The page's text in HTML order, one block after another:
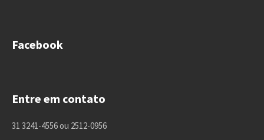
Facebook
Entre em contato
31 3241-4556 ou 2512-0956